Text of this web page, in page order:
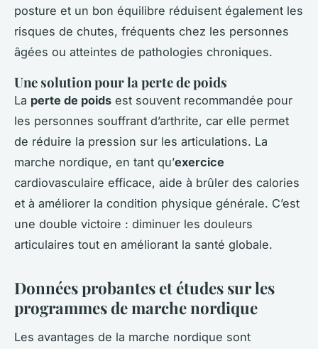
posture et un bon équilibre réduisent également les
risques de chutes, fréquents chez les personnes
âgées ou atteintes de pathologies chroniques.
Une solution pour la perte de poids
La perte de poids est souvent recommandée pour
les personnes souffrant d’arthrite, car elle permet
de réduire la pression sur les articulations. La
marche nordique, en tant qu’exercice
cardiovasculaire efficace, aide à brûler des calories
et à améliorer la condition physique générale. C’est
une double victoire : diminuer les douleurs
articulaires tout en améliorant la santé globale.
Données probantes et études sur les
programmes de marche nordique
Les avantages de la marche nordique sont